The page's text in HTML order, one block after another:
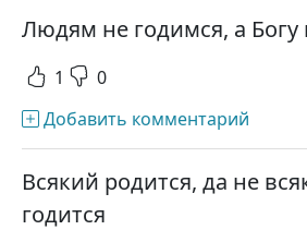
Людям не годимся, а Богу
1 0
Добавить комментарий
Всякий родится, да не
годится